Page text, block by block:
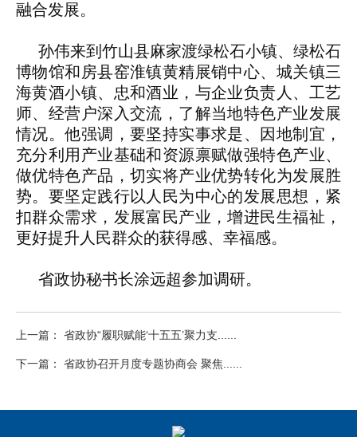
融合发展。
孙伟来到竹山县麻家渡绿松石小镇、绿松石
博物馆和房县窑淮镇黄精展销中心、城关镇三
海黄酒小镇、忠和酒业，与企业负责人、工艺
师、经营户深入交流，了解当地特色产业发展
情况。他强调，要坚持实事求是、因地制宜，
充分利用产业基础和资源禀赋做强特色产业、
做优特色产品，切实将产业优势转化为发展胜
势。要坚定践行以人民为中心的发展思想，紧
扣群众需求，发展富民产业，增进民生福祉，
更好提升人民群众的获得感、幸福感。
省政协秘书长涂远超参加调研。
上一篇： 省政协“履职赋能‘十五五’聚力支......
下一篇： 省政协召开月度专题协商会 聚焦......